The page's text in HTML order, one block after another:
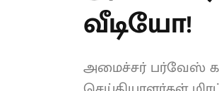
அமைச்சர் பர்வேஸ்